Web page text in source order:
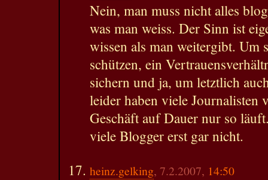
Nein, man muss nicht alles
was man weiss. Der Sinn ist
wissen als man weitergibt. Um
schützen, ein
sichern und ja, um letztlich
leider haben viele Journalisten
Geschäft auf Dauer nur so
viele Blogger erst gar nicht.
heinz.gelking, 7.2.2007, 14:50